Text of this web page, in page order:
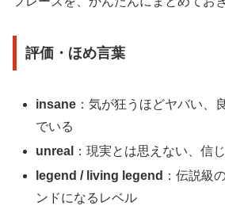
評価・ほめ言葉
insane ：気が狂うほどヤバい、
でいる
unreal
：現実とは思えない、信
legend / living legend ：伝説級
ンドになるレベル